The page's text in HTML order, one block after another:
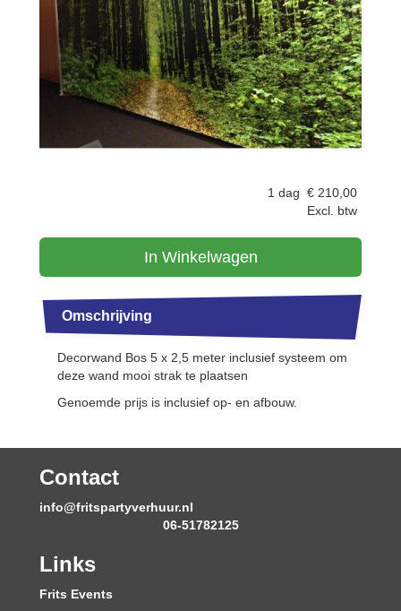
1 dag € 210,00
Excl. btw
In Winkelwagen
Omschrijving
Decorwand Bos 5 x 2,5 meter inclusief systeem om
deze wand mooi strak te plaatsen
Genoemde prijs is inclusief op- en afbouw.
Contact
info@fritspartyverhuur.nl
06-51782125
Links
Frits Events